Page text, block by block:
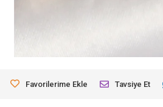
Favorilerime Ekle Tavsiye Et